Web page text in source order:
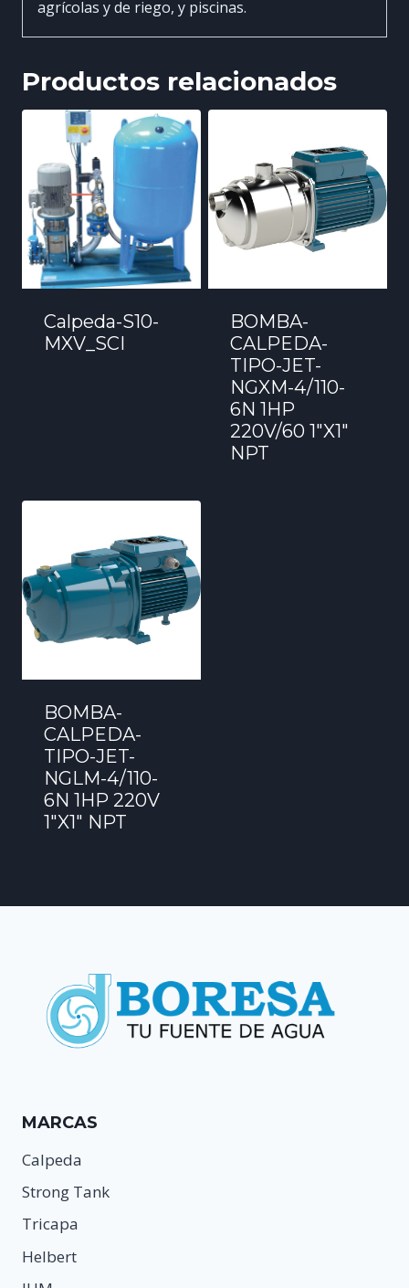
agrícolas y de riego, y piscinas.
Productos relacionados
Calpeda-S10-
MXV_SCI
BOMBA-
CALPEDA-
TIPO-JET-
NGXM-4/110-
6N 1HP
220V/60 1″X1″
NPT
BOMBA-
CALPEDA-
TIPO-JET-
NGLM-4/110-
6N 1HP 220V
1″X1″ NPT
MARCAS
Calpeda
Strong Tank
Tricapa
Helbert